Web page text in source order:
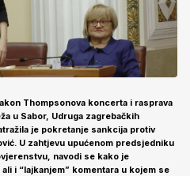
Thompsonova koncerta i rasprava
u Sabor, Udruga zagrebačkih
je pokretanje sankcija protiv
U zahtjevu upućenom predsjedniku
navodi se kako je
i “lajkanjem” komentara u kojem se